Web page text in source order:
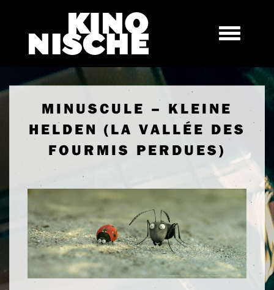
MINUSCULE – KLEINE
HELDEN (LA VALLÉE DES
FOURMIS PERDUES)